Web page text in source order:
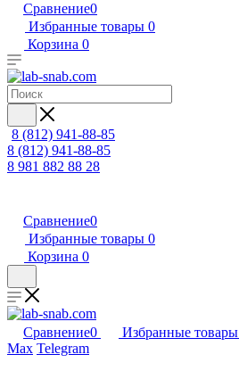
Сравнение0
Избранные товары 0
Корзина 0
8 (812) 941-88-85
8 (812) 941-88-85
8 981 882 88 28
Сравнение0
Избранные товары 0
Корзина 0
Сравнение0 Избранные товары
Max Telegram